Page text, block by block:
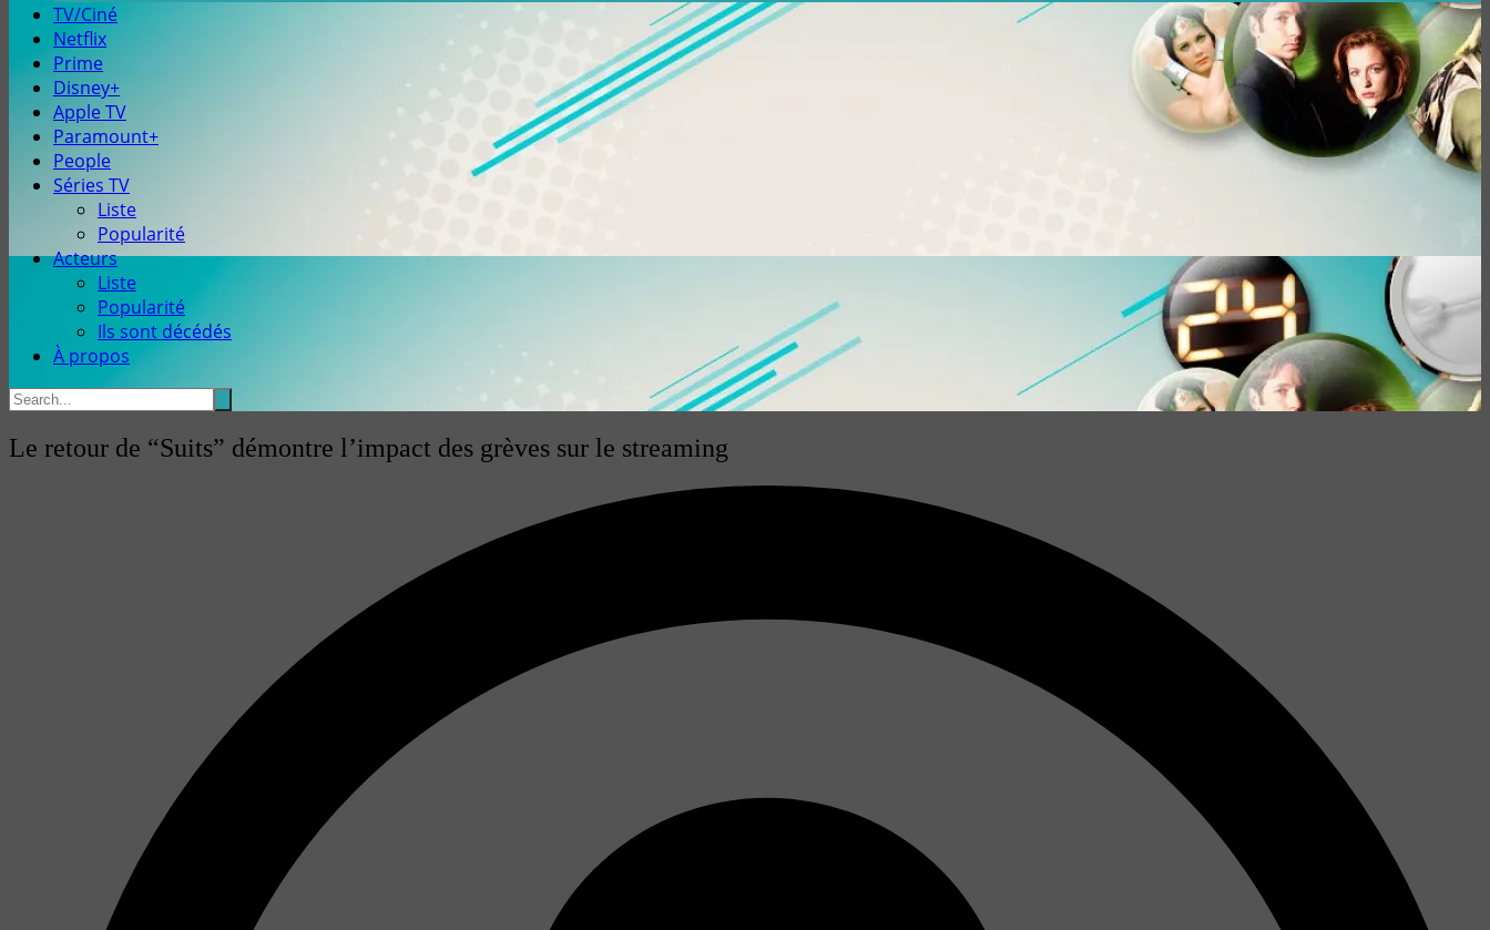
TV/Ciné
Netflix
Prime
Disney+
Apple TV
Paramount+
People
Séries TV
Liste
Popularité
Acteurs
Liste
Popularité
Ils sont décédés
À propos
Le retour de “Suits” démontre l’impact des grèves sur le streaming